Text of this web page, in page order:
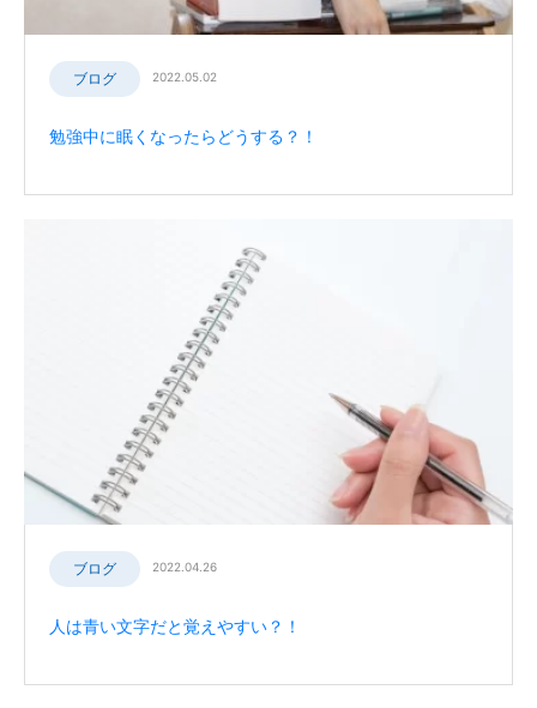
ブログ 2022.05.02
勉強中に眠くなったらどうする？！
ブログ 2022.04.26
人は青い文字だと覚えやすい？！